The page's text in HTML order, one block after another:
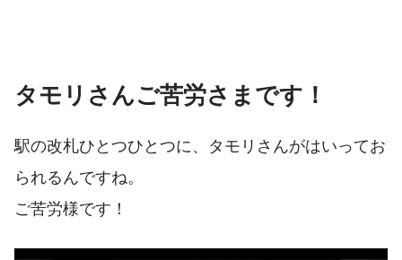
タモリさんご苦労さまです！
駅の改札ひとつひとつに、タモリさんがはいってお
られるんですね。
ご苦労様です！